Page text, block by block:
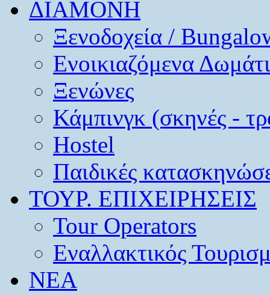
ΔΙΑΜΟΝΗ
Ξενοδοχεία /
Ενοικιαζόμενα
Ξενώνες
Κάμπινγκ (σκηνές -
Hostel
Παιδικές
ΤΟΥΡ. ΕΠΙΧΕΙΡΗΣΕΙΣ
Tour Operators
Εναλλακτικός
ΝΕΑ